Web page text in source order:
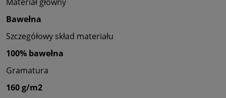
Bawełna
Szczegółowy skład materiału
100% bawełna
Gramatura
160 g/m2